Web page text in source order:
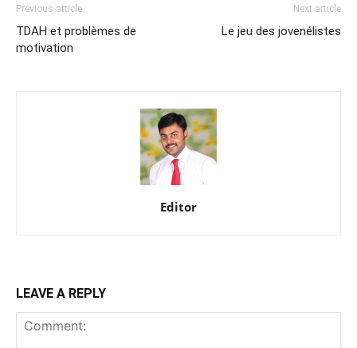
Previous article
TDAH et problèmes de
motivation
Next article
Le jeu des jovenélistes
Editor
LEAVE A REPLY